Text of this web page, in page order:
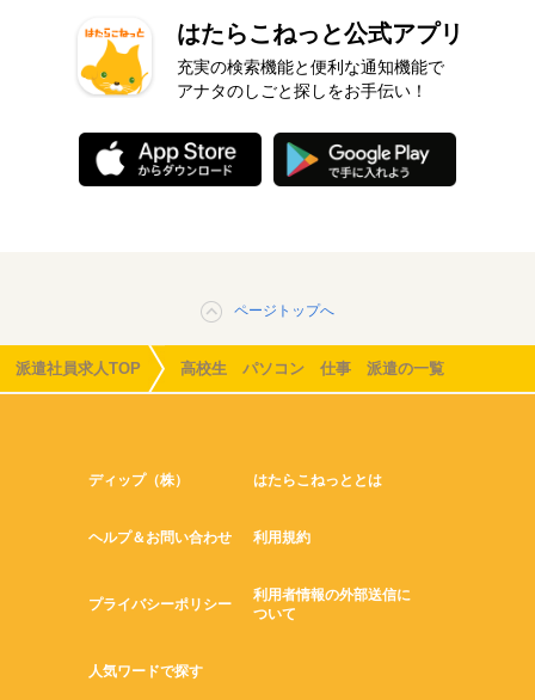
はたらこねっと公式アプリ
充実の検索機能と便利な通知機能で
アナタのしごと探しをお手伝い！
ページトップへ
派遣社員求人TOP 高校生 パソコン 仕事 派遣の一覧
ディップ（株） はたらこねっととは
ヘルプ＆お問い合わせ 利用規約
プライバシーポリシー
利用者情報の外部送信に
ついて
人気ワードで探す